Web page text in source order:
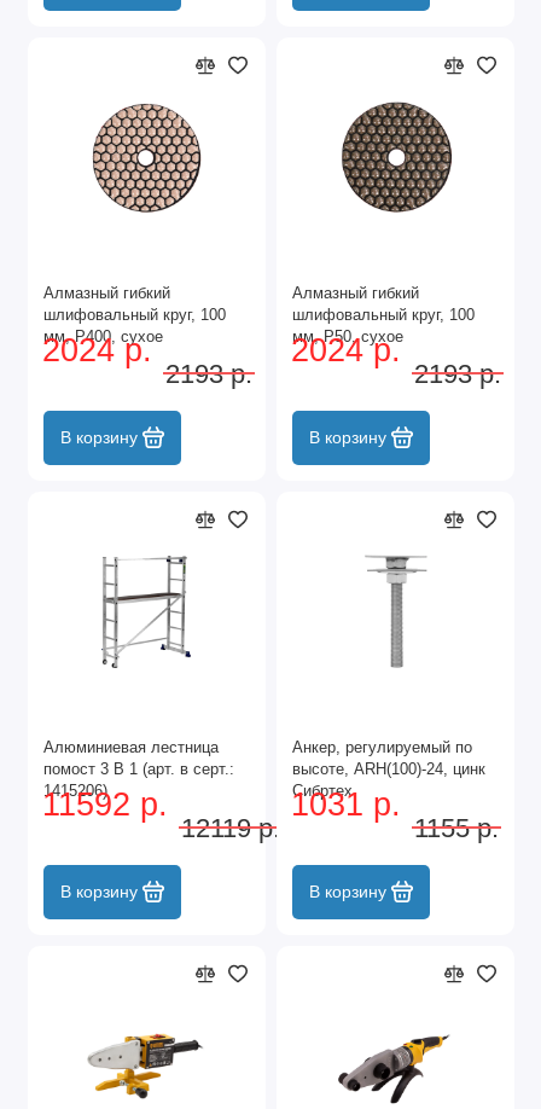
Алмазный гибкий
шлифовальный круг, 100
мм, P400, сухое
шлифование, 5 шт. Matrix
2024 р.
2193 р.
В корзину
Алмазный гибкий
шлифовальный круг, 100
мм, P50, сухое
шлифование, 5 шт. Matrix
2024 р.
2193 р.
В корзину
Алюминиевая лестница
помост 3 В 1 (арт. в серт.:
1415206)
11592 р.
12119 р.
В корзину
Анкер, регулируемый по
высоте, ARH(100)-24, цинк
Сибртех
1031 р.
1155 р.
В корзину